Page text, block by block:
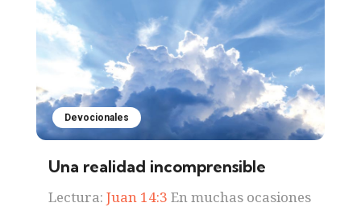
Devocionales
Una realidad incomprensible
Lectura: Juan 14:3 En muchas ocasiones